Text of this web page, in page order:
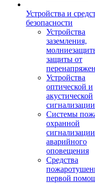
Устройства и
безопасности
Устройства
заземления,
защиты от
Устройства
оптической и
акустической
сигнализации
Системы
охранной
аварийного
оповещения
Средства
первой